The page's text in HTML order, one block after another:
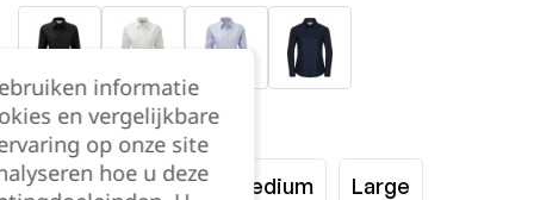
Maat:
XSmall Small Medium Large
informatie
en vergelijkbare
op onze site
hoe u deze